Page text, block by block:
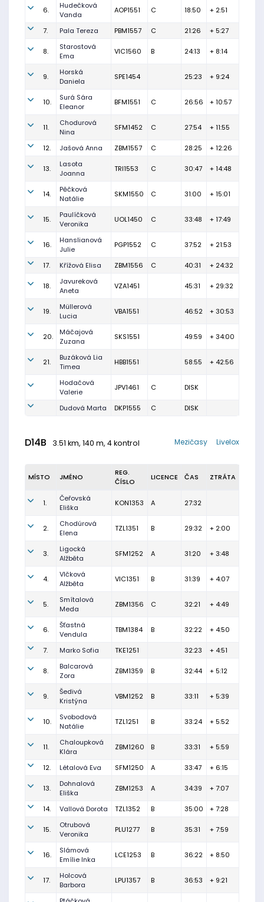
6.
Hudečková
Vanda
AOP1551 C 18:50 + 2:51
7. Pala Tereza PBM1557 C 21:26 + 5:27
8.
Starostová
Ema
VIC1560 B 24:13 + 8:14
9.
Horská
Daniela
SPE1454 25:23 + 9:24
10.
Surá Sára
Eleanor
BFM1551 C 26:56 + 10:57
11.
Chodurová
Nina
SFM1452 C 27:54 + 11:55
12. Jašová Anna ZBM1557 C 28:25 + 12:26
13.
Lasota
Joanna
TRI1553 C 30:47 + 14:48
14.
Pěčková
Natálie
SKM1550 C 31:00 + 15:01
15.
Paulíčková
Veronika
UOL1450 C 33:48 + 17:49
16.
Hanslianová
Julie
PGP1552 C 37:52 + 21:53
17. Křížová Elisa ZBM1556 C 40:31 + 24:32
18.
Javureková
Aneta
VZA1451 45:31 + 29:32
19.
Müllerová
Lucia
VBA1551 46:52 + 30:53
20.
Máčajová
Zuzana
SKS1551 49:59 + 34:00
21.
Buzáková Lia
Timea
HBB1551 58:55 + 42:56
Hodačová
Valerie
JPV1461 C DISK
Dudová Marta DKP1555 C DISK
D14B 3.51 km, 140 m, 4 kontrol Livelox
Mezičasy
MÍSTO JMÉNO
REG.
ČÍSLO
LICENCE ČAS ZTRÁTA
1.
Čeřovská
Eliška
KON1353 A 27:32
2.
Chodúrová
Elena
TZL1351 B 29:32 + 2:00
3.
Ligocká
Alžběta
SFM1252 A 31:20 + 3:48
4.
Vlčková
Alžběta
VIC1351 B 31:39 + 4:07
5.
Smítalová
Meda
ZBM1356 C 32:21 + 4:49
6.
Šťastná
Vendula
TBM1384 B 32:22 + 4:50
7. Marko Sofia TKE1251 32:23 + 4:51
8.
Balcarová
Zora
ZBM1359 B 32:44 + 5:12
9.
Šedivá
Kristýna
VBM1252 B 33:11 + 5:39
10.
Svobodová
Natálie
TZL1251 B 33:24 + 5:52
11.
Chaloupková
Klára
ZBM1260 B 33:31 + 5:59
12. Létalová Eva SFM1250 A 33:47 + 6:15
13.
Dohnalová
Eliška
ZBM1253 A 34:39 + 7:07
14. Vallová Dorota TZL1352 B 35:00 + 7:28
15.
Otrubová
Veronika
PLU1277 B 35:31 + 7:59
16.
Slámová
Emílie Inka
LCE1253 B 36:22 + 8:50
17.
Holcová
Barbora
LPU1357 B 36:53 + 9:21